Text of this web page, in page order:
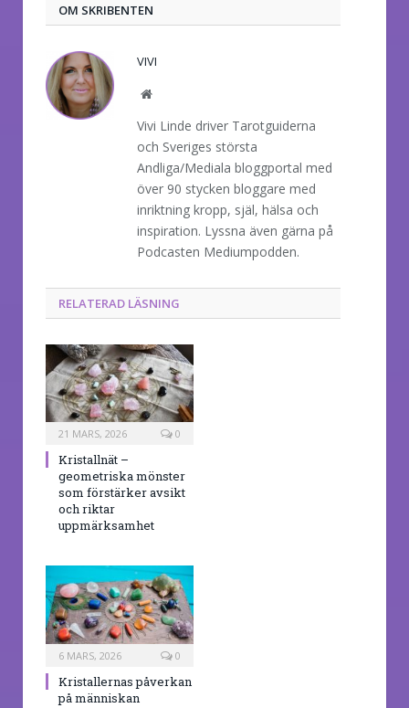
OM SKRIBENTEN
VIVI
Website
Vivi Linde driver Tarotguiderna
och Sveriges största
Andliga/Mediala bloggportal med
över 90 stycken bloggare med
inriktning kropp, själ, hälsa och
inspiration. Lyssna även gärna på
Podcasten Mediumpodden.
RELATERAD LÄSNING
21 MARS, 2026 0
Kristallnät –
geometriska mönster
som förstärker avsikt
och riktar
uppmärksamhet
6 MARS, 2026 0
Kristallernas påverkan
på människan